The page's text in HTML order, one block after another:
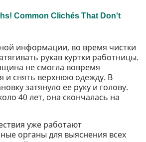
информации, во время чистки
рукав куртки работницы.
не смогла вовремя
и снять верхнюю одежду. В
затянуло ее руку и голову.
40 лет, она скончалась на
уже работают
органы для выяснения всех